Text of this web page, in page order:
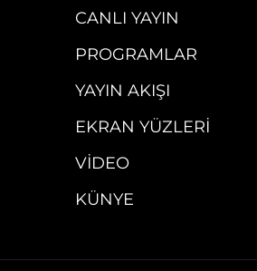
CANLI YAYIN
PROGRAMLAR
YAYIN AKIŞI
EKRAN YÜZLERI
VIDEO
KÜNYE